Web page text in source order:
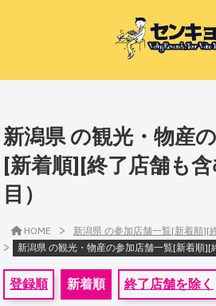
新潟県 の観光・物産
[新着順][終了店舗も
目）
HOME > 新潟県 の参加店舗一覧[新着順][
> 新潟県 の観光・物産の参加店舗一覧[新着順][
登録順 新着順 終了店舗を除く